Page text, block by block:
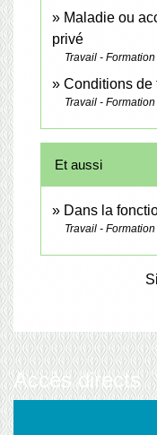
Maladie ou
privé
Travail - Formation
Conditions de
Travail - Formation
Et aussi
Dans la
Travail - Formation
Accès directs